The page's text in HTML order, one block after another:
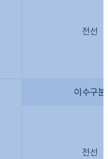
전선
이수구분
전선